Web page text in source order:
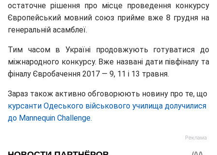
остаточне рішення про місце проведення конкурсу
Європейський мовний союз прийме вже 8 грудня на
генеральній асамблеї.
Тим часом в Україні продовжують готуватися до
міжнародного конкурсу. Вже названі дати півфіналу та
фіналу Євробачення 2017 — 9, 11 і 13 травня.
Зараз також активно обговорюють новину про те, що
курсанти Одеського військового училища долучилися
до Mannequin Challenge.